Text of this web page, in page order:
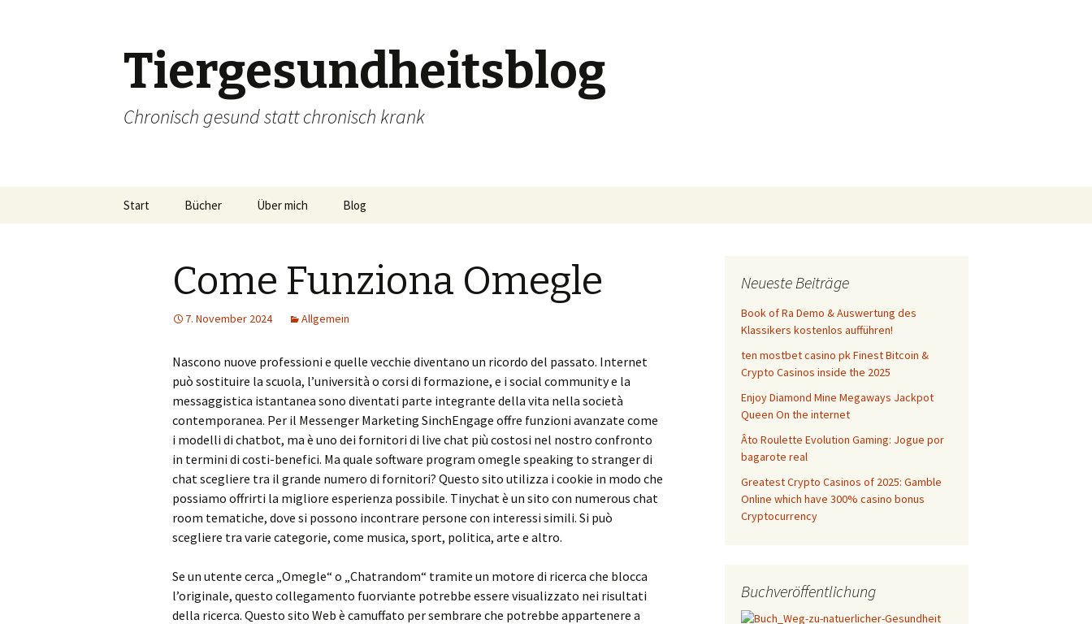
Tiergesundheitsblog
Chronisch gesund statt chronisch krank
Start Bücher Über mich Blog
Come Funziona Omegle
7. November 2024 Allgemein
Nascono nuove professioni e quelle vecchie diventano un ricordo del passato. Internet
può sostituire la scuola, l’università o corsi di formazione, e i social community e la
messaggistica istantanea sono diventati parte integrante della vita nella società
contemporanea. Per il Messenger Marketing SinchEngage offre funzioni avanzate come
i modelli di chatbot, ma è uno dei fornitori di live chat più costosi nel nostro confronto
in termini di costi-benefici. Ma quale software program omegle speaking to stranger di
chat scegliere tra il grande numero di fornitori? Questo sito utilizza i cookie in modo che
possiamo offrirti la migliore esperienza possibile. Tinychat è un sito con numerous chat
room tematiche, dove si possono incontrare persone con interessi simili. Si può
scegliere tra varie categorie, come musica, sport, politica, arte e altro.
Se un utente cerca „Omegle“ o „Chatrandom“ tramite un motore di ricerca che blocca
l’originale, questo collegamento fuorviante potrebbe essere visualizzato nei risultati
della ricerca. Questo sito Web è camuffato per sembrare che potrebbe appartenere a
Neueste Beiträge
Book of Ra Demo & Auswertung des
Klassikers kostenlos aufführen!
ten mostbet casino pk Finest Bitcoin &
Crypto Casinos inside the 2025
Enjoy Diamond Mine Megaways Jackpot
Queen On the internet
Âto Roulette Evolution Gaming: Jogue por
bagarote real
Greatest Crypto Casinos of 2025: Gamble
Online which have 300% casino bonus
Cryptocurrency
Buchveröffentlichung